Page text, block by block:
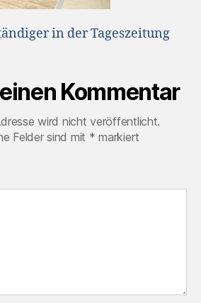
in der Tageszeitung
Kommentar
wird nicht veröffentlicht.
Felder sind mit * markiert